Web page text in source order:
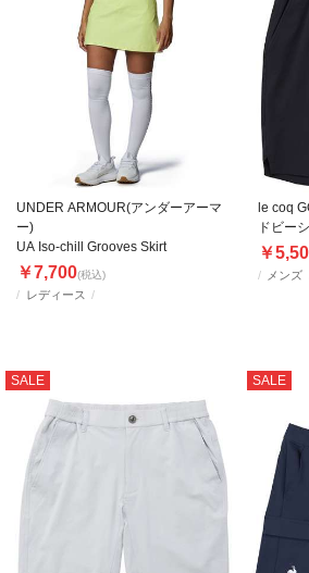
レディース
UNDER ARMOUR(アンダーアーマ
ー)
UA Iso-chill Grooves Skirt
￥7,700(税込) メンズ
le coq
ドビー
￥
SALE SALE